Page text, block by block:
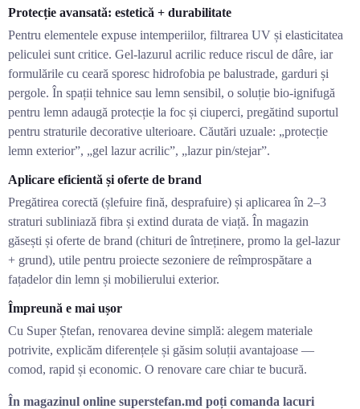
Protecție avansată: estetică + durabilitate
Pentru elementele expuse intemperiilor, filtrarea UV și elasticitatea
peliculei sunt critice. Gel-lazurul acrilic reduce riscul de dâre, iar
formulările cu ceară sporesc hidrofobia pe balustrade, garduri și
pergole. În spații tehnice sau lemn sensibil, o soluție bio-ignifugă
pentru lemn adaugă protecție la foc și ciuperci, pregătind suportul
pentru straturile decorative ulterioare. Căutări uzuale: „protecție
lemn exterior”, „gel lazur acrilic”, „lazur pin/stejar”.
Aplicare eficientă și oferte de brand
Pregătirea corectă (șlefuire fină, desprafuire) și aplicarea în 2–3
straturi subliniază fibra și extind durata de viață. În magazin
găsești și oferte de brand (chituri de întreținere, promo la gel-lazur
+ grund), utile pentru proiecte sezoniere de reîmprospătare a
fațadelor din lemn și mobilierului exterior.
Împreună e mai ușor
Cu Super Ștefan, renovarea devine simplă: alegem materiale
potrivite, explicăm diferențele și găsim soluții avantajoase —
comod, rapid și economic. O renovare care chiar te bucură.
În magazinul online superstefan.md poți comanda lacuri